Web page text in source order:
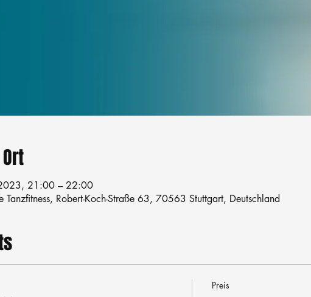
21:00 – 22:00
Tanzfitness, Robert-Koch-Straße 63, 70563 Stuttgart, Deutschland
Preis